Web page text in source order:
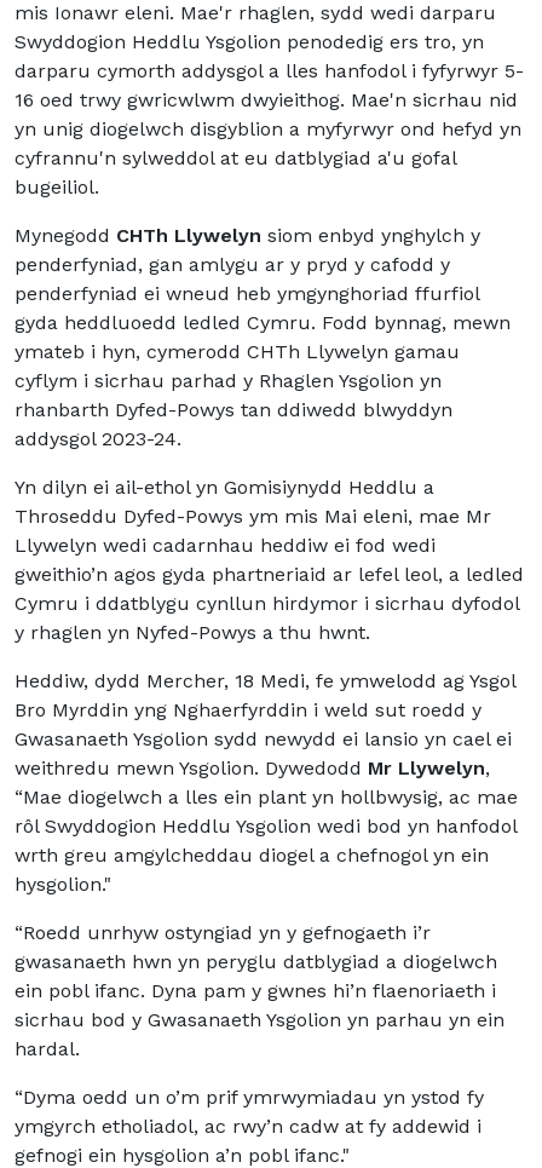
mis Ionawr eleni. Mae'r rhaglen, sydd wedi darparu
Swyddogion Heddlu Ysgolion penodedig ers tro, yn
darparu cymorth addysgol a lles hanfodol i fyfyrwyr 5-
16 oed trwy gwricwlwm dwyieithog. Mae'n sicrhau nid
yn unig diogelwch disgyblion a myfyrwyr ond hefyd yn
cyfrannu'n sylweddol at eu datblygiad a'u gofal
bugeiliol.
Mynegodd CHTh Llywelyn siom enbyd ynghylch y
penderfyniad, gan amlygu ar y pryd y cafodd y
penderfyniad ei wneud heb ymgynghoriad ffurfiol
gyda heddluoedd ledled Cymru. Fodd bynnag, mewn
ymateb i hyn, cymerodd CHTh Llywelyn gamau
cyflym i sicrhau parhad y Rhaglen Ysgolion yn
rhanbarth Dyfed-Powys tan ddiwedd blwyddyn
addysgol 2023-24.
Yn dilyn ei ail-ethol yn Gomisiynydd Heddlu a
Throseddu Dyfed-Powys ym mis Mai eleni, mae Mr
Llywelyn wedi cadarnhau heddiw ei fod wedi
gweithio’n agos gyda phartneriaid ar lefel leol, a ledled
Cymru i ddatblygu cynllun hirdymor i sicrhau dyfodol
y rhaglen yn Nyfed-Powys a thu hwnt.
Heddiw, dydd Mercher, 18 Medi, fe ymwelodd ag Ysgol
Bro Myrddin yng Nghaerfyrddin i weld sut roedd y
Gwasanaeth Ysgolion sydd newydd ei lansio yn cael ei
weithredu mewn Ysgolion. Dywedodd Mr Llywelyn,
“Mae diogelwch a lles ein plant yn hollbwysig, ac mae
rôl Swyddogion Heddlu Ysgolion wedi bod yn hanfodol
wrth greu amgylcheddau diogel a chefnogol yn ein
hysgolion."
“Roedd unrhyw ostyngiad yn y gefnogaeth i’r
gwasanaeth hwn yn peryglu datblygiad a diogelwch
ein pobl ifanc. Dyna pam y gwnes hi’n flaenoriaeth i
sicrhau bod y Gwasanaeth Ysgolion yn parhau yn ein
hardal.
“Dyma oedd un o’m prif ymrwymiadau yn ystod fy
ymgyrch etholiadol, ac rwy’n cadw at fy addewid i
gefnogi ein hysgolion a’n pobl ifanc."